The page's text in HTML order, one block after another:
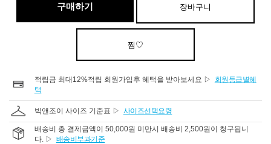
구매하기 장바구니
찜♡
적립금 최대12%적립 회원가입후 혜택을 받아보세요 ▷
회원등급별혜
택
빅앤조이 사이즈 기준표 ▷ 사이즈선택요령
배송비 총 결제금액이 50,000원 미만시 배송비 2,500원이 청구됩니
다. ▷ 배송비부과기준